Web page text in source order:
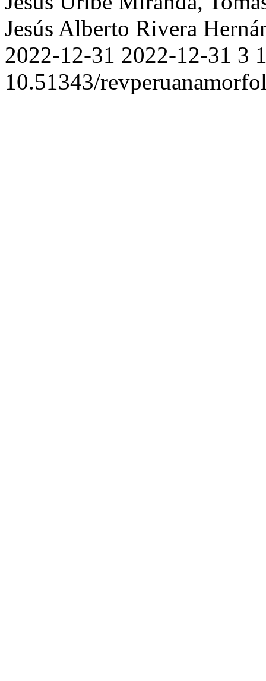
Jesús Alberto Rivera
2022-12-31 2022-12-31 3
10.51343/